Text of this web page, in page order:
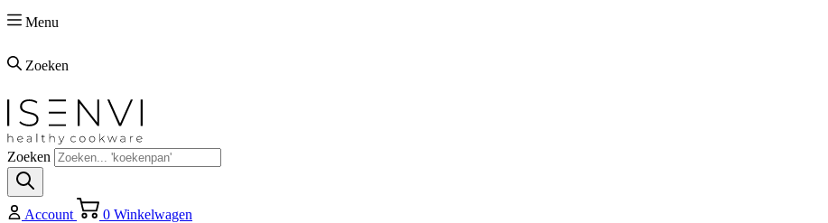
Menu
Zoeken
Zoeken
Account 0 Winkelwagen